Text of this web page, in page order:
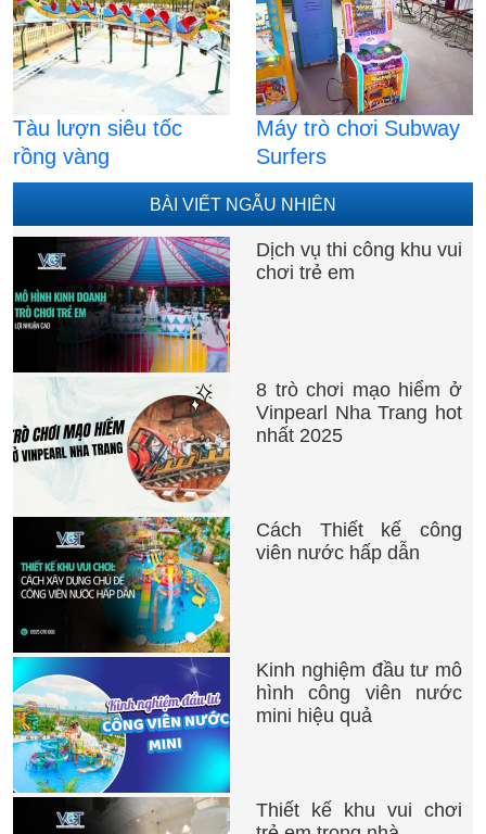
Tàu lượn siêu tốc
rồng vàng
Máy trò chơi Subway
Surfers
BÀI VIẾT NGẪU NHIÊN
Dịch vụ thi công khu vui
chơi trẻ em
8 trò chơi mạo hiểm ở
Vinpearl Nha Trang hot
nhất 2025
Cách Thiết kế công
viên nước hấp dẫn
Kinh nghiệm đầu tư mô
hình công viên nước
mini hiệu quả
Thiết kế khu vui chơi